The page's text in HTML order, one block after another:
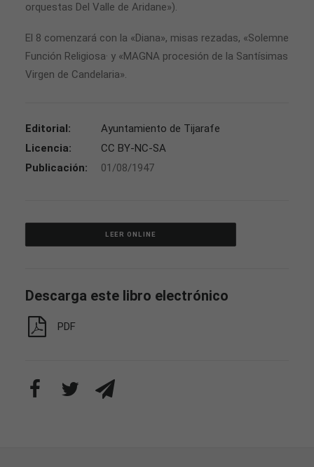
orquestas Del Valle de Aridane»).
El 8 comenzará con la «Diana», misas rezadas, «Solemne
Función Religiosa· y «MAGNA procesión de la Santísimas
Virgen de Candelaria».
Editorial:
Ayuntamiento de Tijarafe
Licencia:
CC BY-NC-SA
Publicación:
01/08/1947
LEER ONLINE
Descarga este libro electrónico
PDF